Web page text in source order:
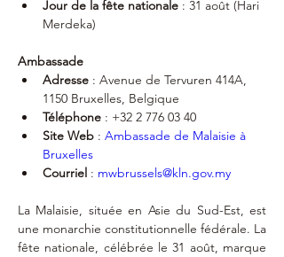
Jour de la fête nationale : 31 août (Hari
Merdeka)
Ambassade
Adresse : Avenue de Tervuren 414A,
1150 Bruxelles, Belgique
Téléphone : +32 2 776 03 40
Site Web : Ambassade de Malaisie à
Bruxelles
Courriel : mwbrussels@kln.gov.my
La Malaisie, située en Asie du Sud-Est, est
une monarchie constitutionnelle fédérale. La
fête nationale, célébrée le 31 août, marque